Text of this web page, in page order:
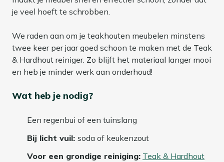
je veel hoeft te schrobben.
We raden aan om je teakhouten meubelen minstens
twee keer per jaar goed schoon te maken met de Teak
& Hardhout reiniger. Zo blijft het materiaal langer mooi
en heb je minder werk aan onderhoud!
Wat heb je nodig?
Een regenbui of een tuinslang
Bij licht vuil: soda of keukenzout
Voor een grondige reiniging: Teak & Hardhout